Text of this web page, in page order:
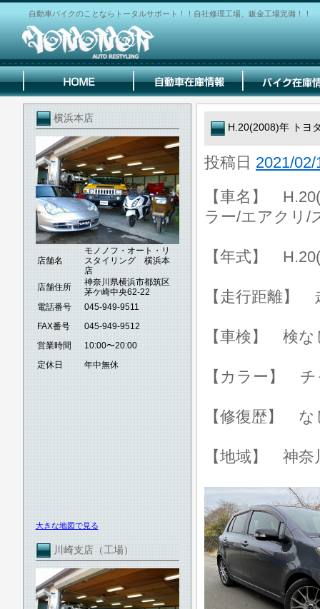
自動車バイクのことならトータルサポート！！自社修理工場、鈑金工場完備！！
横浜本店
店舗名
モノノフ・オート・リ
スタイリング 横浜本
店
店舗住所
神奈川県横浜市都筑区
茅ケ崎中央62-22
電話番号
045-949-9511
FAX番号
045-949-9512
営業時間
10:00〜20:00
定休日
年中無休
大きな地図で見る
川崎支店（工場）
H.20(2008)年 トヨ
投稿日 2021/02/
【車名】
ラー/エアクリ/
【年式】
【走行距離】
【車検】 検な
【カラー】
【修復歴】 な
【地域】 神奈